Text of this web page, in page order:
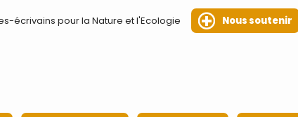
écrivains pour la Nature et l'Ecologie Nous soutenir